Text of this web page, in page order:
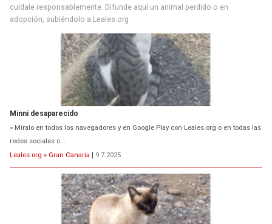
cuídale responsablemente. Difunde aquí un animal perdido o en
adopción, subiéndolo a Leales.org
Siami Perdida
Se llama Siami,es hembra de 4 años,esterilizada con marca de
oreja,cariñosa,mimosa pero miedosa,e...
Leales.org » Gran Canaria | 9.7.2025